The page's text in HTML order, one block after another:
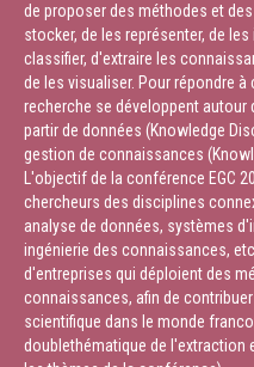
de proposer des méthodes et
stocker, de les représenter, de
classifier, d'extraire les
de les visualiser. Pour répondre
recherche se développent
partir de données (Knowledge
gestion de connaissances
L'objectif de la conférence EGC
chercheurs des disciplines
analyse de données, systèmes
ingénierie des connaissances,
d'entreprises qui déploient des
connaissances, afin de
scientifique dans le monde
doublethématique de l'extraction